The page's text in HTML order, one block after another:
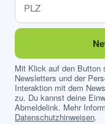
Mit Klick auf den Button
Newsletters und der
Interaktion mit dem
zu. Du kannst deine
Abmeldelink. Mehr
Datenschutzhinweisen.